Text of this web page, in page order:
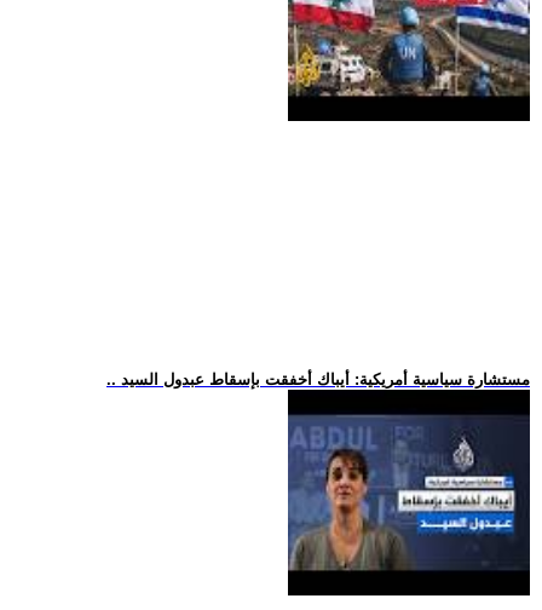
.. مستشارة سياسية أمريكية: أيباك أخفقت بإسقاط عبدول السيد